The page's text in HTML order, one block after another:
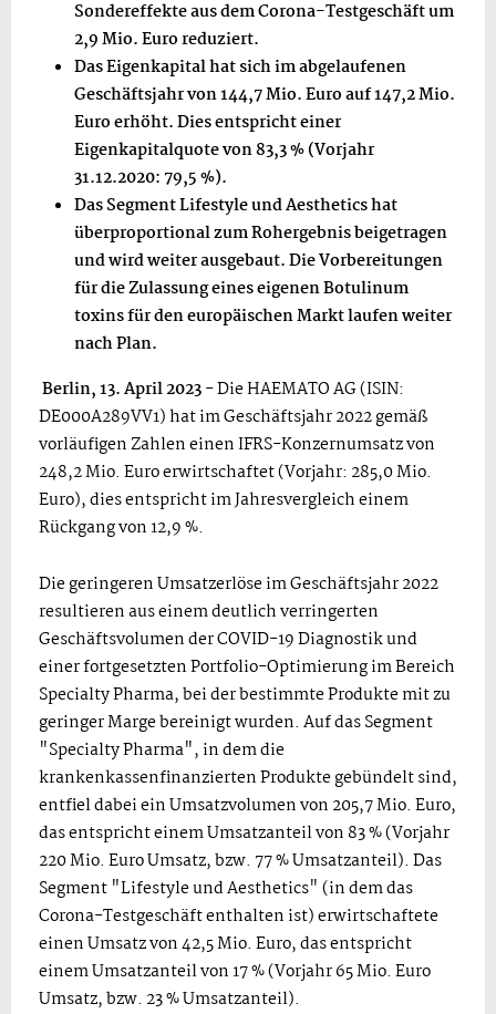
Sondereffekte aus dem Corona-Testgeschäft um
2,9 Mio. Euro reduziert.
Das Eigenkapital hat sich im abgelaufenen
Geschäftsjahr von 144,7 Mio. Euro auf 147,2 Mio.
Euro erhöht. Dies entspricht einer
Eigenkapitalquote von 83,3 % (Vorjahr
31.12.2020: 79,5 %).
Das Segment Lifestyle und Aesthetics hat
überproportional zum Rohergebnis beigetragen
und wird weiter ausgebaut. Die Vorbereitungen
für die Zulassung eines eigenen Botulinum
toxins für den europäischen Markt laufen weiter
nach Plan.
Berlin, 13. April 2023- Die HAEMATO AG (ISIN:
DE000A289VV1) hat im Geschäftsjahr 2022 gemäß
vorläufigen Zahlen einen IFRS-Konzernumsatz von
248,2 Mio. Euro erwirtschaftet (Vorjahr: 285,0 Mio.
Euro), dies entspricht im Jahresvergleich einem
Rückgang von 12,9 %.
Die geringeren Umsatzerlöse im Geschäftsjahr 2022
resultieren aus einem deutlich verringerten
Geschäftsvolumen der COVID-19 Diagnostik und
einer fortgesetzten Portfolio-Optimierung im Bereich
Specialty Pharma, bei der bestimmte Produkte mit zu
geringer Marge bereinigt wurden. Auf das Segment
"Specialty Pharma", in dem die
krankenkassenfinanzierten Produkte gebündelt sind,
entfiel dabei ein Umsatzvolumen von 205,7 Mio. Euro,
das entspricht einem Umsatzanteil von 83 % (Vorjahr
220 Mio. Euro Umsatz, bzw. 77 % Umsatzanteil). Das
Segment "Lifestyle und Aesthetics" (in dem das
Corona-Testgeschäft enthalten ist) erwirtschaftete
einen Umsatz von 42,5 Mio. Euro, das entspricht
einem Umsatzanteil von 17 % (Vorjahr 65 Mio. Euro
Umsatz, bzw. 23 % Umsatzanteil).